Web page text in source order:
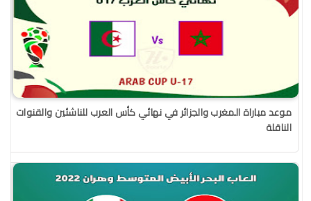
موعد مباراة المغرب والجزائر في نهائي كأس العرب للناشئين والقنوات
الناقلة